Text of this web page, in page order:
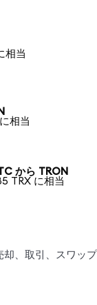
相当
相当
から TRON
TRX に相当
、取引、スワッ